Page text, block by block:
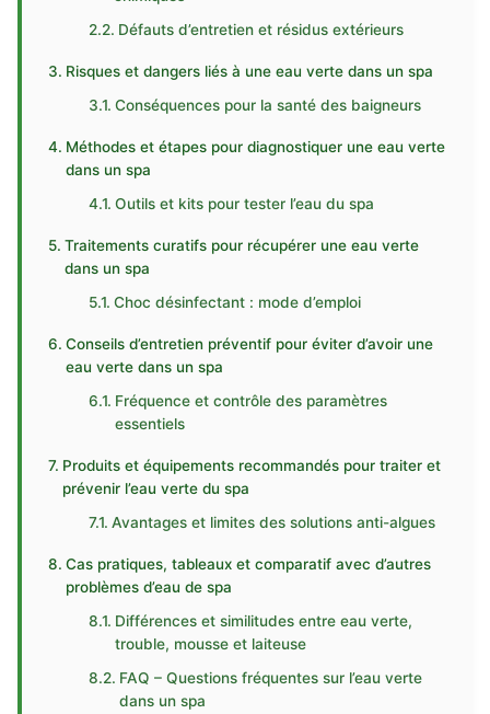
Défauts d’entretien et résidus extérieurs
Risques et dangers liés à une eau verte dans un spa
Conséquences pour la santé des baigneurs
Méthodes et étapes pour diagnostiquer une eau verte
dans un spa
Outils et kits pour tester l’eau du spa
Traitements curatifs pour récupérer une eau verte
dans un spa
Choc désinfectant : mode d’emploi
Conseils d’entretien préventif pour éviter d’avoir une
eau verte dans un spa
Fréquence et contrôle des paramètres
essentiels
Produits et équipements recommandés pour traiter et
prévenir l’eau verte du spa
Avantages et limites des solutions anti-algues
Cas pratiques, tableaux et comparatif avec d’autres
problèmes d’eau de spa
Différences et similitudes entre eau verte,
trouble, mousse et laiteuse
FAQ – Questions fréquentes sur l’eau verte
dans un spa